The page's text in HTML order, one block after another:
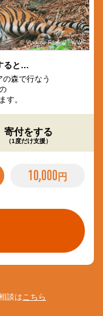
© Vladimir Filonov / WWF
ると…
森で行なう
す。
寄付をする
（1度だけ支援）
10,000 円
談は こちら